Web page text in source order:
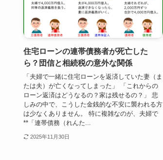
住宅ローンの連帯債務者が死亡した
ら？団信と相続税の意外な関係
「夫婦で一緒に住宅ローンを返済していた妻（ま
たは夫）が亡くなってしまった」 「これからの
ローン返済はどうなるの？家は残せるの？」 悲
しみの中で、こうした金銭的な不安に襲われる方
は少なくありません。 特に複雑なのが、夫婦で
**「連帯債務（れんた...
2025年11月30日